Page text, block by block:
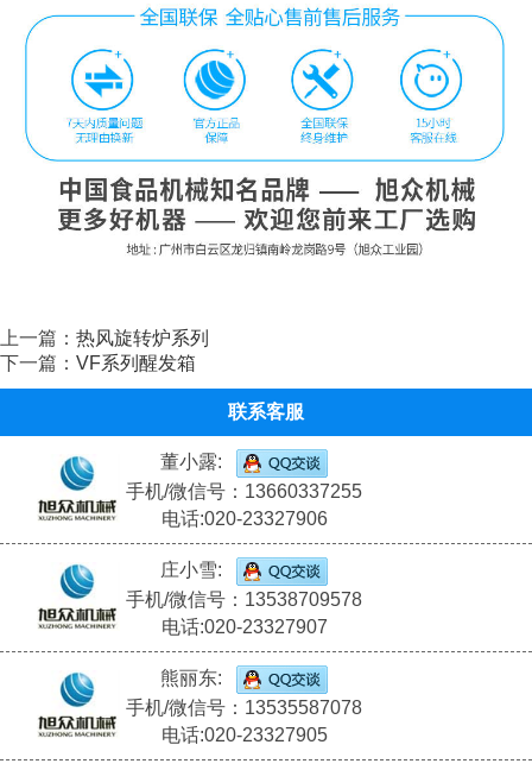
上一篇： 热风旋转炉系列
下一篇： VF系列醒发箱
联系客服
董小露:
手机/微信号：13660337255
电话:020-23327906
庄小雪:
手机/微信号：13538709578
电话:020-23327907
熊丽东:
手机/微信号：13535587078
电话:020-23327905